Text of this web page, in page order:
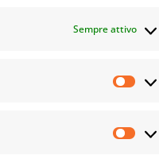
Sempre attivo